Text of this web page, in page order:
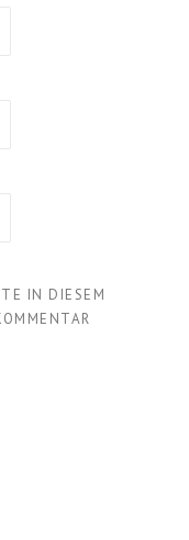
IN DIESEM